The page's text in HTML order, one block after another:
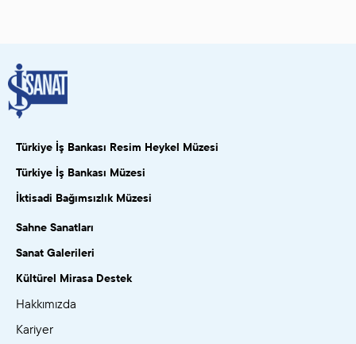
Türkiye İş Bankası Resim Heykel Müzesi
Türkiye İş Bankası Müzesi
İktisadi Bağımsızlık Müzesi
Sahne Sanatları
Sanat Galerileri
Kültürel Mirasa Destek
Hakkımızda
Kariyer